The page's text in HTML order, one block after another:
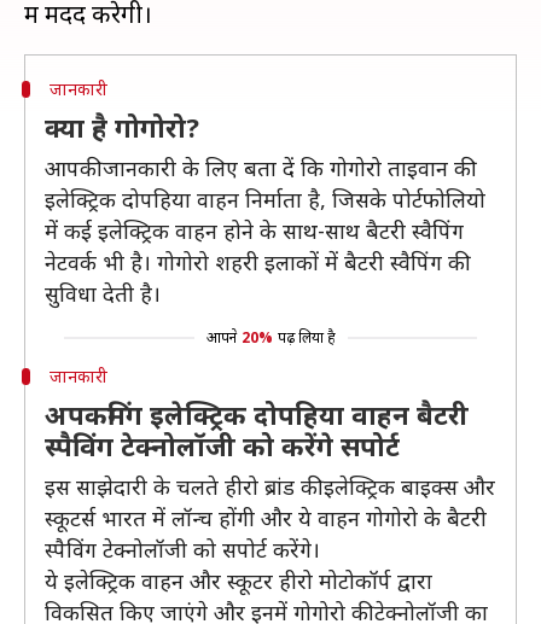
जानकारी
क्या है गोगोरो?
आपकी जानकारी के लिए बता दें कि गोगोरो ताइवान की
इलेक्ट्रिक दोपहिया वाहन निर्माता है, जिसके पोर्टफोलियो
में कई इलेक्ट्रिक वाहन होने के साथ-साथ बैटरी स्वैपिंग
नेटवर्क भी है। गोगोरो शहरी इलाकों में बैटरी स्वैपिंग की
सुविधा देती है।
आपने 20% पढ़ लिया है
जानकारी
अपकमिंग इलेक्ट्रिक दोपहिया वाहन बैटरी
स्पैविंग टेक्नोलॉजी को करेंगे सपोर्ट
इस साझेदारी के चलते हीरो ब्रांड की इलेक्ट्रिक बाइक्स और
स्कूटर्स भारत में लॉन्च होंगी और ये वाहन गोगोरो के बैटरी
स्पैविंग टेक्नोलॉजी को सपोर्ट करेंगे।
ये इलेक्ट्रिक वाहन और स्कूटर हीरो मोटोकॉर्प द्वारा
विकसित किए जाएंगे और इनमें गोगोरो की टेक्नोलॉजी का